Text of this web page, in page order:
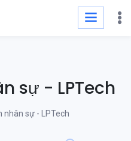
sự - LPTech
nhân sự - LPTech